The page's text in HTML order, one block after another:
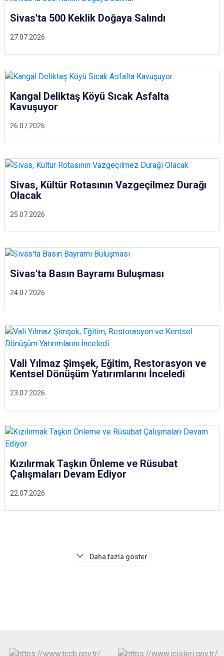
27.07.2026
Sivas'ta 500 Keklik Doğaya Salındı
26.07.2026
Kangal Deliktaş Köyü Sıcak Asfalta
Kavuşuyor
25.07.2026
Sivas, Kültür Rotasının Vazgeçilmez Durağı
Olacak
24.07.2026
Sivas'ta Basın Bayramı Buluşması
23.07.2026
Vali Yılmaz Şimşek, Eğitim, Restorasyon ve
Kentsel Dönüşüm Yatırımlarını İnceledi
22.07.2026
Kızılırmak Taşkın Önleme ve Rüsubat
Çalışmaları Devam Ediyor
Daha fazla göster